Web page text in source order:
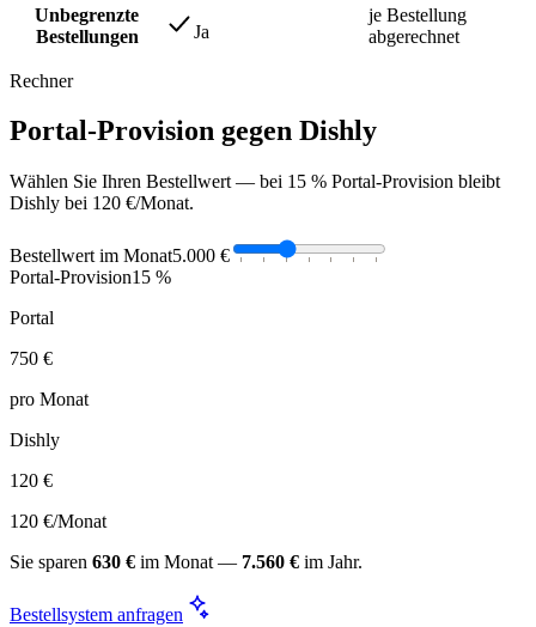
Unbegrenzte
Bestellungen
Ja
je Bestellung
abgerechnet
Rechner
Portal-Provision gegen Dishly
Wählen Sie Ihren Bestellwert — bei 15 % Portal-Provision bleibt
Dishly bei 120 €/Monat.
Bestellwert im Monat5.000 €
Portal-Provision15 %
Portal
750 €
pro Monat
Dishly
120 €
120 €/Monat
Sie sparen 630 € im Monat — 7.560 € im Jahr.
Bestellsystem anfragen